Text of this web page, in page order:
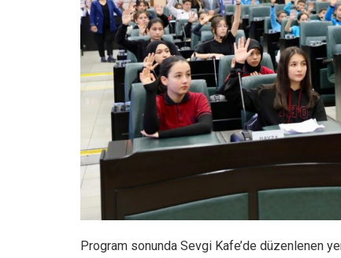
Program sonunda Sevgi Kafe’de düzenlenen